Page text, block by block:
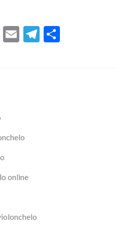
LinkedIn
EmailTelegram
online